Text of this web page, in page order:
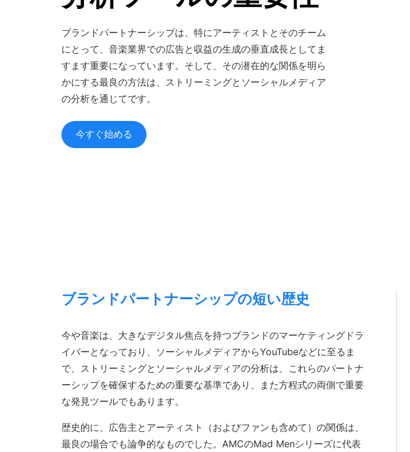
キュレーターと繋がる
高度なアーティスト検索
新人アーティストを見出す
カスタムサービス
企業の用途に応じてカスタマイズ
キャンペーン効果を最大化する
Chartmetric認証を取得
Onesheet
アーティストマーケティング・ツール
Spotify
YouTube
TikTok
A&Rチーム
新人を発掘する
カスタマーサポート
Onesheet
アーティストマーケティング・ツール
料金設定
ブランドパートナーシップは、特にアーティストとそのチーム
にとって、音楽業界での広告と収益の生成の垂直成長としてま
すます重要になっています。そして、その潜在的な関係を明ら
かにする最良の方法は、ストリーミングとソーシャルメディア
の分析を通じてです。
今すぐ始める
ブランドパートナーシップの短い歴史
今や音楽は、大きなデジタル焦点を持つブランドのマーケティングドラ
イバーとなっており、ソーシャルメディアからYouTubeなどに至るま
で、ストリーミングとソーシャルメディアの分析は、これらのパートナ
ーシップを確保するための重要な基準であり、また方程式の両側で重要
な発見ツールでもあります。
歴史的に、広告主とアーティスト（およびファンも含めて）の関係は、
最良の場合でも論争的なものでした。AMCのMad Menシリーズに代表